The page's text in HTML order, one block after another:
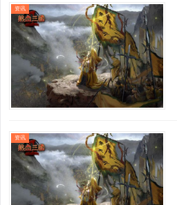
资讯
资讯